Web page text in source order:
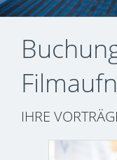
IHRE